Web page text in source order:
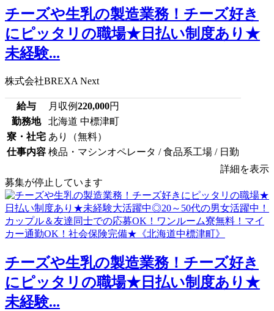
チーズや生乳の製造業務！チーズ好き
にピッタリの職場★日払い制度あり★
未経験...
株式会社BREXA Next
給与 月収例220,000円
勤務地
北海道 中標津町
寮・社宅 あり（無料）
仕事内容 検品・マシンオペレータ / 食品系工場 / 日勤
詳細を表示
募集が停止しています
チーズや生乳の製造業務！チーズ好き
にピッタリの職場★日払い制度あり★
未経験...